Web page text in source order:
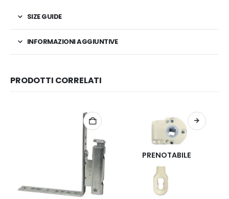
SIZE GUIDE
INFORMAZIONI AGGIUNTIVE
PRODOTTI CORRELATI
PRENOTABILE